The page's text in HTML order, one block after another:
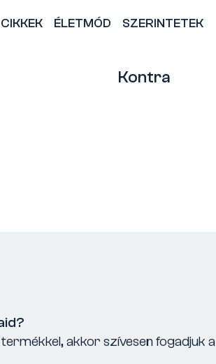
CIKKEK ÉLETMÓD SZERINTETEK
Kontra
akkor szívesen fogadjuk a